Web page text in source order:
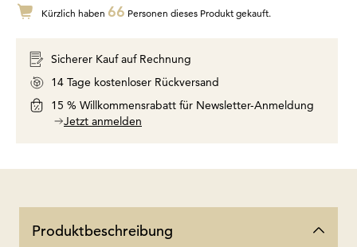
Kürzlich haben 66 Personen dieses Produkt gekauft.
Sicherer Kauf auf Rechnung
14 Tage kostenloser Rückversand
15 % Willkommensrabatt für Newsletter-Anmeldung
Jetzt anmelden
Produktbeschreibung